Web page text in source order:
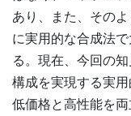
あり、また、その
に実用的な合成法
る。現在、今回の
構成を実現する実
低価格と高性能を